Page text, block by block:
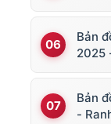
Bản
2025
Bản
-